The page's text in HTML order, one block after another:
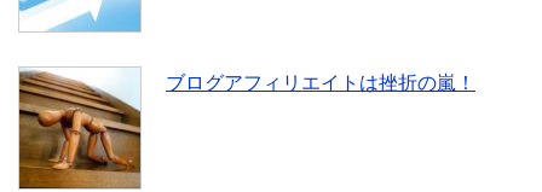
ブログアフィリエイトは挫折の嵐！